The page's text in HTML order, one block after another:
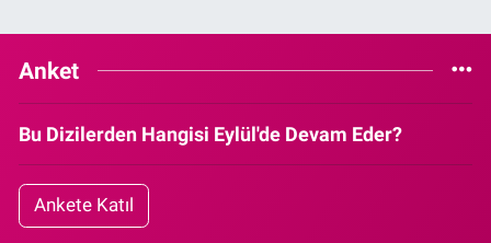
Anket
Bu Dizilerden Hangisi Eylül'de Devam Eder?
Ankete Katıl